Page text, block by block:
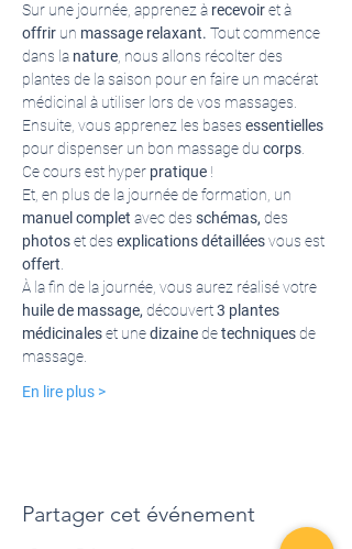
Sur une journée, apprenez à recevoir et à
offrir un massage relaxant. Tout commence
dans la nature , nous allons récolter des
plantes de la saison pour en faire un macérat
médicinal à utiliser lors de vos massages.
Ensuite, vous apprenez les bases essentielles
pour dispenser un bon massage du corps
Ce cours est hyper pratique !
Et, en plus de la journée de formation, un
manuel complet avec des schémas, des
photos et des explicationsdétaillées vous est
offert
À la fin de la journée, vous aurez réalisé votre
huile de massage, découvert 3 plantes
médicinales et une dizaine de techniques de
massage.
En lire plus >
Partager cet événement